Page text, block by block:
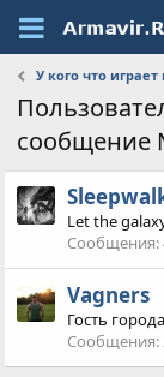
У кого что играет
сообщение
Let the
Сообщения
Vagners
Гость города
Сообщения